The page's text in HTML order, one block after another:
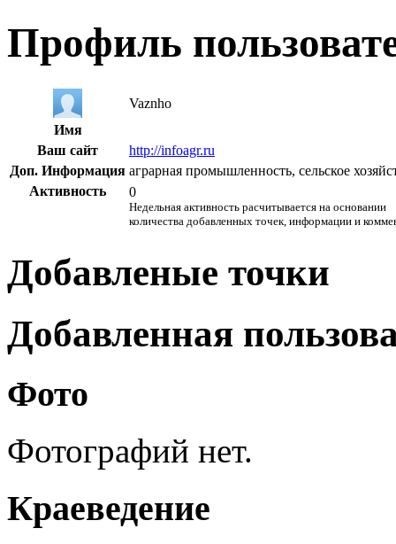
Профиль
Vaznho
Имя
Ваш сайт
http://infoagr.ru
Доп. Информация аграрная промышленность, сельское
Активность
0
Недельная активность расчитывается на основании
количества добавленных точек, информации и
Добавленые точки
Добавленная
Фото
Фотографий нет.
Краеведение